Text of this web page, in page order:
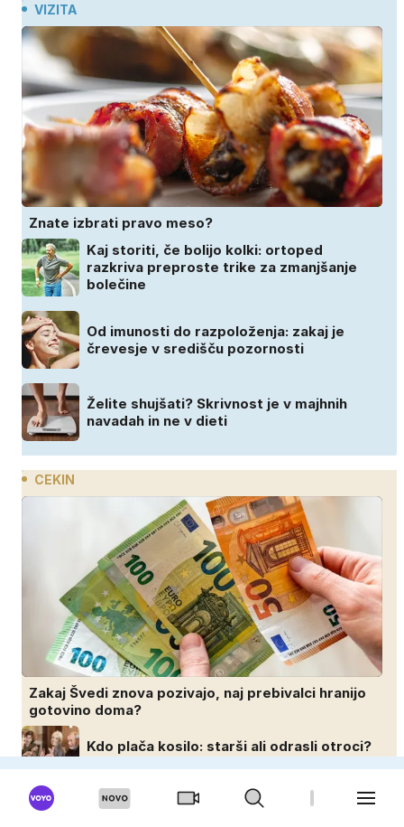
VIZITA
Znate izbrati pravo meso?
Kaj storiti, če bolijo kolki: ortoped
razkriva preproste trike za zmanjšanje
bolečine
Od imunosti do razpoloženja: zakaj je
črevesje v središču pozornosti
Želite shujšati? Skrivnost je v majhnih
navadah in ne v dieti
CEKIN
Zakaj Švedi znova pozivajo, naj prebivalci hranijo
gotovino doma?
Kdo plača kosilo: starši ali odrasli otroci?